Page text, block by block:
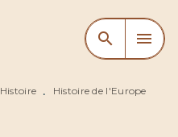
CONTENU
search menu
Histoire • Histoire de l'Europe